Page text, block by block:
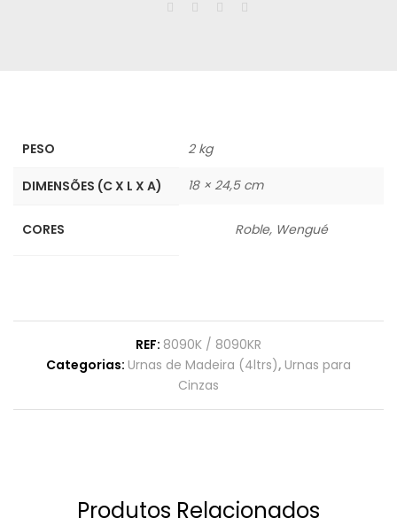
PESO 2 kg
DIMENSÕES (C X L X A) 18 × 24,5 cm
CORES Roble, Wengué
REF: 8090K / 8090KR
Categorias: Urnas de Madeira (4ltrs), Urnas para
Cinzas
Produtos Relacionados